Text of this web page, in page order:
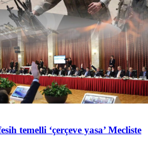
temelli ‘çerçeve yasa’ Mecliste